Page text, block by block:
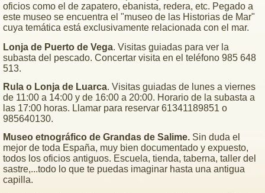
oficios como el de zapatero, ebanista, redera, etc. Pegado a
este museo se encuentra el "museo de las Historias de Mar"
cuya temática está exclusivamente relacionada con el mar.
Lonja de Puerto de Vega. Visitas guiadas para ver la
subasta del pescado. Concertar visita en el teléfono 985 648
513.
Rula o Lonja de Luarca. Visitas guiadas de lunes a viernes
de 11:00 a 14:00 y de 16:00 a 20:00. Horario de la subasta a
las 17:00 horas. Llamar para reservar 61341189851 o
985640130.
Museo etnográfico de Grandas de Salime. Sin duda el
mejor de toda España, muy bien documentado y expuesto,
todos los oficios antiguos. Escuela, tienda, taberna, taller del
sastre,...todo lo que te puedas imaginar hasta una antigua
capilla.